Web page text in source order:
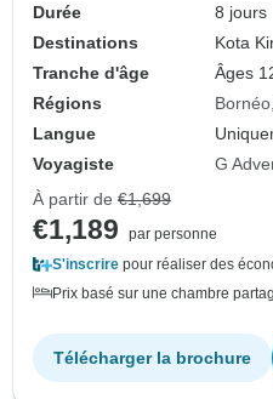
Durée
8 jours
Destinations
Kota
Tranche d'âge
Âges
Régions
Bornéo
Langue
Voyagiste
G
À partir de €1,699
€1,189
par personne
S'inscrire pour réaliser des
Prix basé sur une chambre
Télécharger la brochure